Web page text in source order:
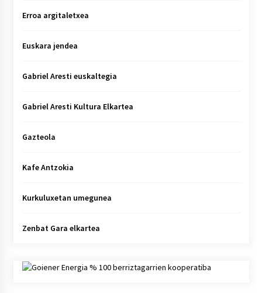
Erroa argitaletxea
Euskara jendea
Gabriel Aresti euskaltegia
Gabriel Aresti Kultura Elkartea
Gazteola
Kafe Antzokia
Kurkuluxetan umegunea
Zenbat Gara elkartea